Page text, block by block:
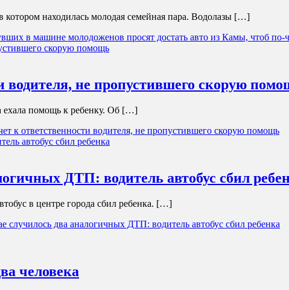
котором находилась молодая семейная пара. Водолазы […]
в машине молодоженов просят достать авто из Камы, чтоб по-
не пропустившего скорую
ехала помощь к ребенку. Об […]
к ответственности водителя, не пропустившего скорую помощь
ДТП: водитель автобус сбил
в центре города сбил ребенка. […]
случилось два аналогичных ДТП: водитель автобус сбил ребенка
человека